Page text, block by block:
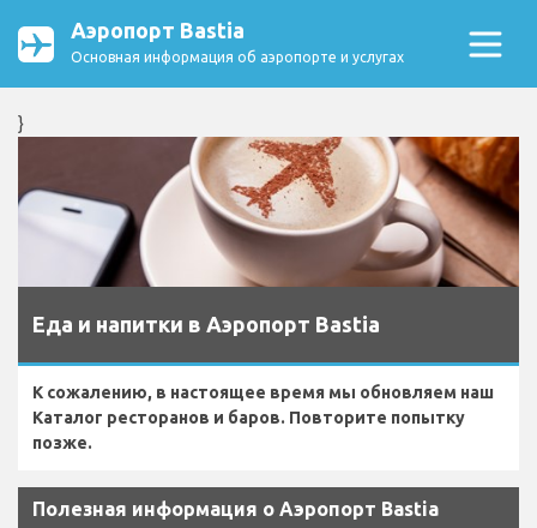
Аэропорт Bastia
Основная информация об аэропорте и услугах
}
Еда и напитки в Аэропорт Bastia
К сожалению, в настоящее время мы обновляем наш
Каталог ресторанов и баров. Повторите попытку
позже.
Полезная информация о Аэропорт Bastia